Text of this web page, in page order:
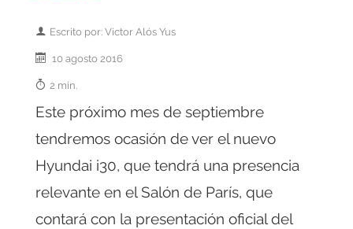
Escrito por: Victor Alós Yus
10 agosto 2016
2 min.
Este próximo mes de septiembre
tendremos ocasión de ver el nuevo
Hyundai i30, que tendrá una presencia
relevante en el Salón de París, que
contará con la presentación oficial del